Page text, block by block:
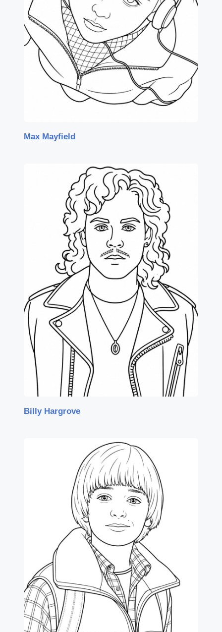
Max Mayfield
Billy Hargrove